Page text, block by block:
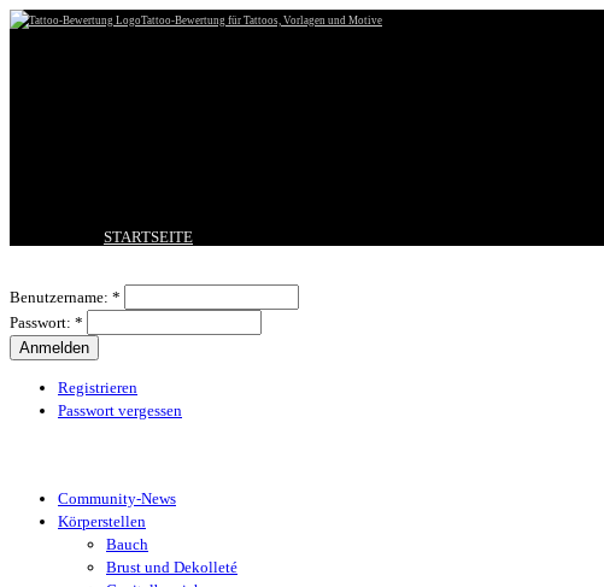
Tattoo-Bewertung für Tattoos, Vorlagen und Motive
STARTSEITE
BESTE TATTOOS
NEUESTE TATTOOS
Benutzername: *
Passwort: *
Registrieren
Passwort vergessen
Community-News
Körperstellen
Bauch
Brust und Dekolleté